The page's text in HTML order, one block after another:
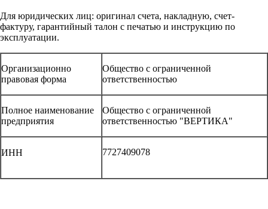
Для юридических лиц: оригинал счета, накладную, счет-
фактуру, гарантийный талон с печатью и инструкцию по
эксплуатации.
Организационно
правовая форма
Общество с ограниченной
ответственностью
Полное наименование
предприятия
Общество с ограниченной
ответственностью "ВЕРТИКА"
ИНН 7727409078